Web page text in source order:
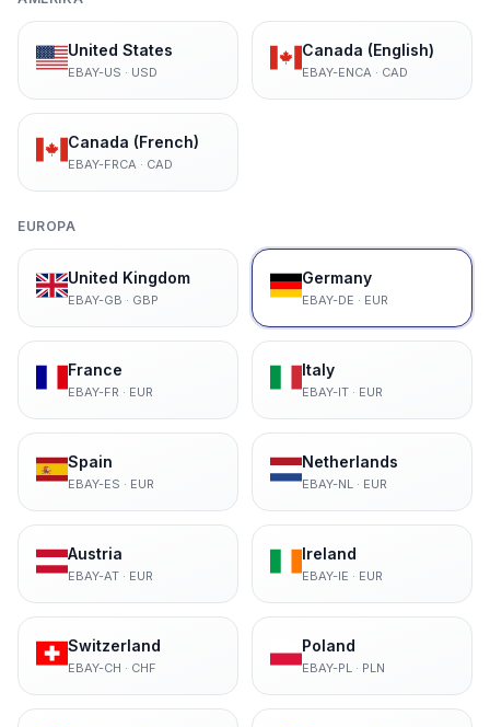
United States
EBAY-US · USD
Canada (English)
EBAY-ENCA · CAD
Canada (French)
EBAY-FRCA · CAD
EUROPA
United Kingdom
EBAY-GB · GBP
Germany
EBAY-DE · EUR
France
EBAY-FR · EUR
Italy
EBAY-IT· EUR
Spain
EBAY-ES · EUR
Netherlands
EBAY-NL· EUR
Austria
EBAY-AT· EUR
Ireland
EBAY-IE · EUR
Switzerland
EBAY-CH · CHF
Poland
EBAY-PL· PLN